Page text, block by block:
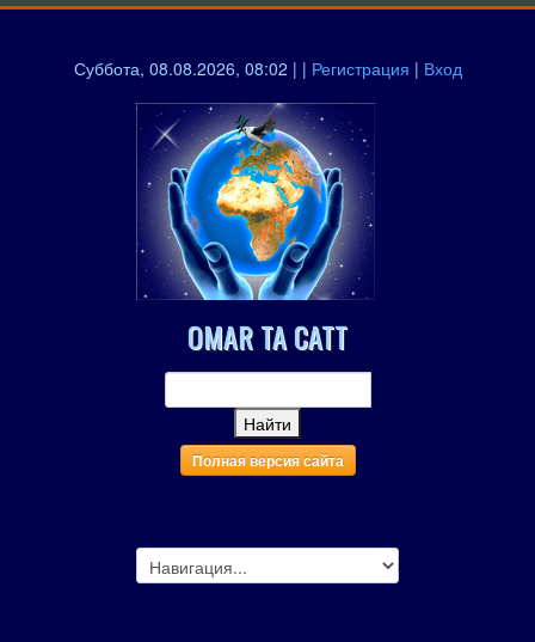
Суббота, 08.08.2026, 08:02 | | Регистрация | Вход
OMAR TA CATT
Полная версия сайта